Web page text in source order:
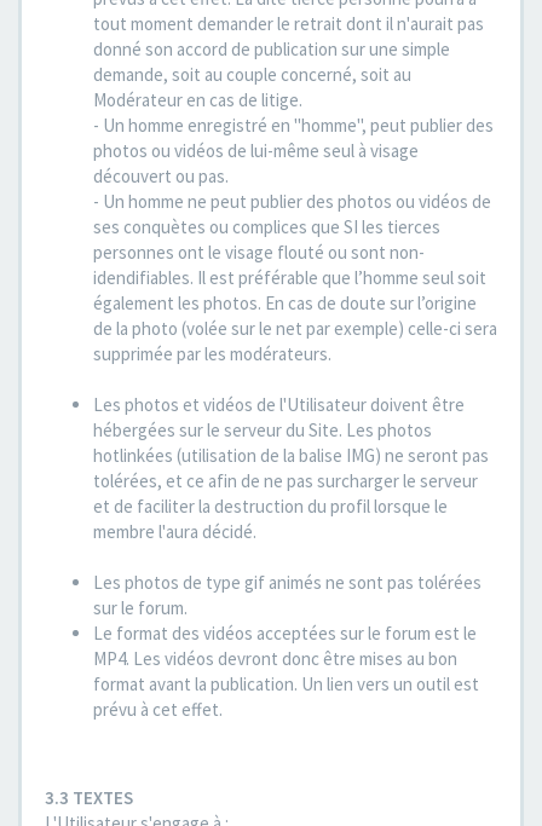
tout moment demander le retrait dont il n'aurait pas
donné son accord de publication sur une simple
demande, soit au couple concerné, soit au
Modérateur en cas de litige.
- Un homme enregistré en "homme", peut publier des
photos ou vidéos de lui-même seul à visage
découvert ou pas.
- Un homme ne peut publier des photos ou vidéos de
ses conquètes ou complices que SI les tierces
personnes ont le visage flouté ou sont non-
idendifiables. Il est préférable que l’homme seul soit
également les photos. En cas de doute sur l’origine
de la photo (volée sur le net par exemple) celle-ci sera
supprimée par les modérateurs.
Les photos et vidéos de l'Utilisateur doivent être
hébergées sur le serveur du Site. Les photos
hotlinkées (utilisation de la balise IMG) ne seront pas
tolérées, et ce afin de ne pas surcharger le serveur
et de faciliter la destruction du profil lorsque le
membre l'aura décidé.
Les photos de type gif animés ne sont pas tolérées
sur le forum.
Le format des vidéos acceptées sur le forum est le
MP4. Les vidéos devront donc être mises au bon
format avant la publication. Un lien vers un outil est
prévu à cet effet.
3.3 TEXTES